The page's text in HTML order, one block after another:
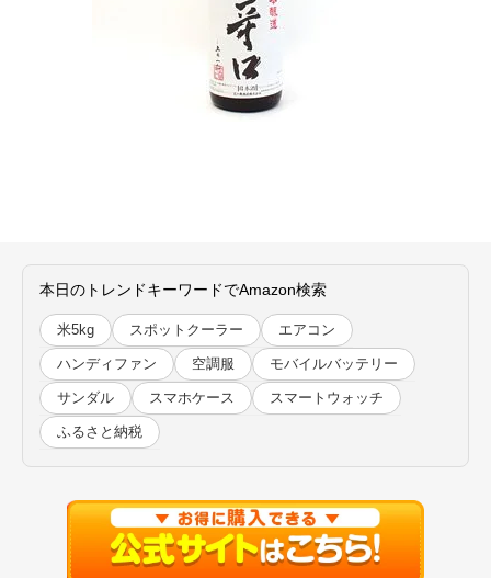
本日のトレンドキーワードでAmazon検索
米5kg スポットクーラー エアコン
ハンディファン 空調服 モバイルバッテリー
サンダル スマホケース スマートウォッチ
ふるさと納税